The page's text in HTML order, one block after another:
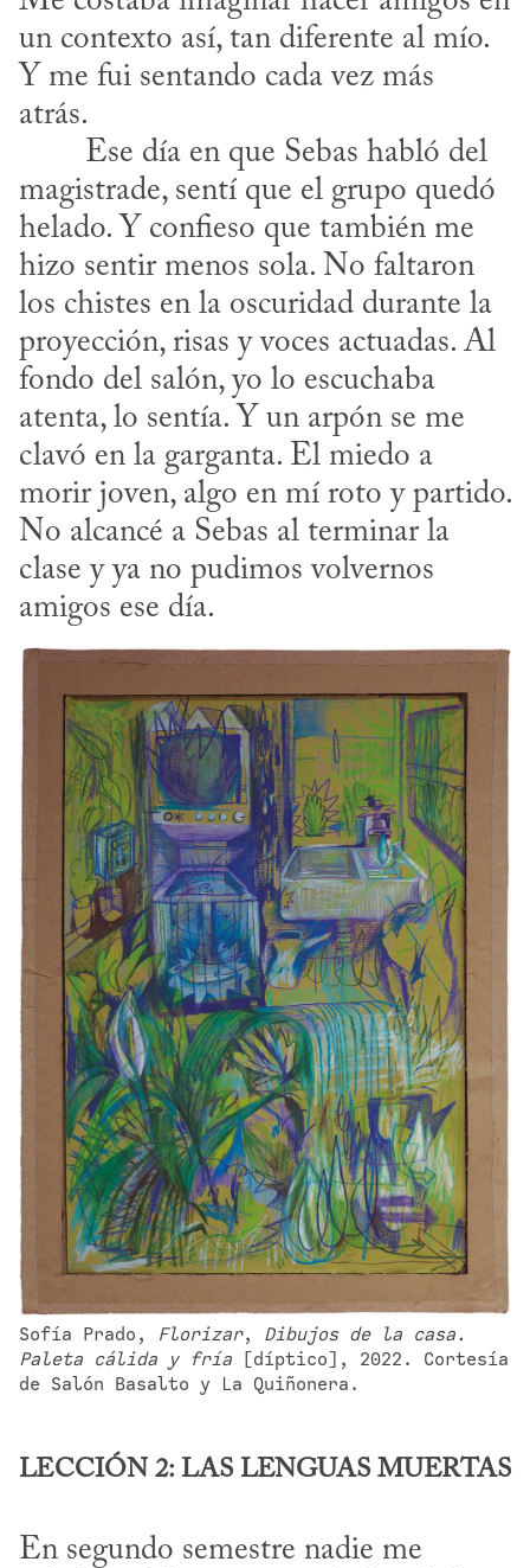
un contexto así, tan diferente al mío.
Y me fui sentando cada vez más
atrás.
magistrade, sentí que el grupo quedó
helado. Y confieso que también me
hizo sentir menos sola. No faltaron
los chistes en la oscuridad durante la
proyección, risas y voces actuadas. Al
fondo del salón, yo lo escuchaba
atenta, lo sentía. Y un arpón se me
clavó en la garganta. El miedo a
morir joven, algo en mí roto y partido.
No alcancé a Sebas al terminar la
clase y ya no pudimos volvernos
amigos ese día.
Sofía Prado, Florizar, Dibujos de la casa.
Paleta cálida y fría [díptico], 2022. Cortesía
de Salón Basalto y La Quiñonera.
LECCIÓN 2: LAS LENGUAS MUERTAS
En segundo semestre nadie me